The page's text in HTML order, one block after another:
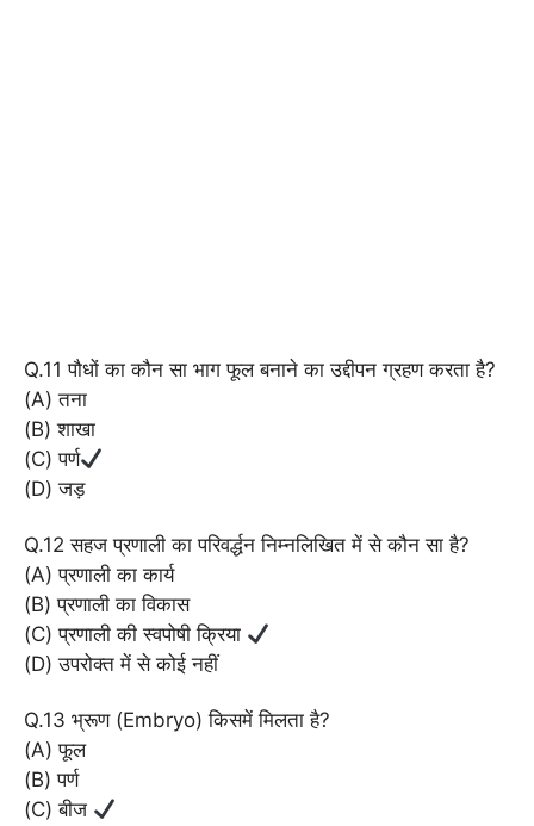
Q.11 पौधों का कौन सा भाग फूल बनाने का उद्दीपन ग्रहण करता है?
(A) तना
(B) शाखा
(C) पर्ण
(D) जड़
Q.12 सहज प्रणाली का परिवर्द्धन निम्नलिखित में से कौन सा है?
(A) प्रणाली का कार्य
(B) प्रणाली का विकास
(C) प्रणाली की स्वपोषी क्रिया
(D) उपरोक्त में से कोई नहीं
Q.13 भ्रूण (Embryo) किसमें मिलता है?
(A) फूल
(B) पर्ण
(C) बीज